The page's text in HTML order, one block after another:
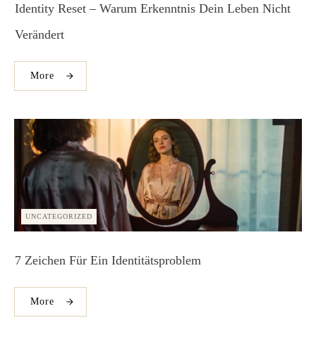
Identity Reset – Warum Erkenntnis Dein Leben Nicht
Verändert
More
UNCATEGORIZED
7 Zeichen Für Ein Identitätsproblem
More